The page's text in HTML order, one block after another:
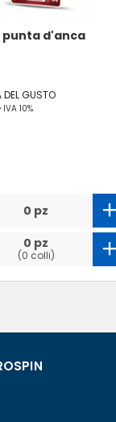
punta d'anca
DEL GUSTO
IVA 10%
0 pz
0 pz
(0 colli)